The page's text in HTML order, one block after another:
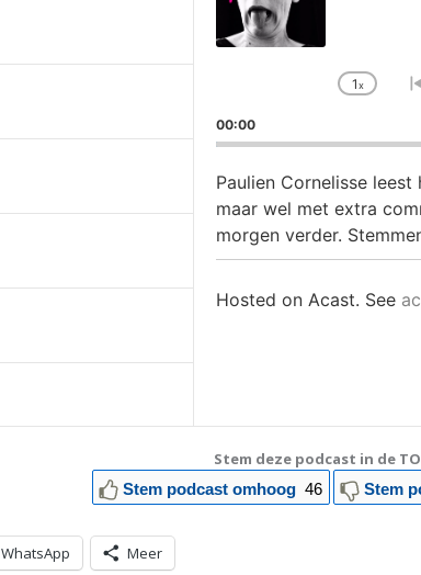
Rate
1x
00:00
Paulien Cornelisse
maar wel met extra
morgen verder.
Hosted on Acast. See
Stem deze podcast in de
Stem podcast omhoog 46 Stem
WhatsApp Meer